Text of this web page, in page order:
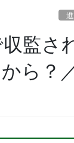
監さ
ら？